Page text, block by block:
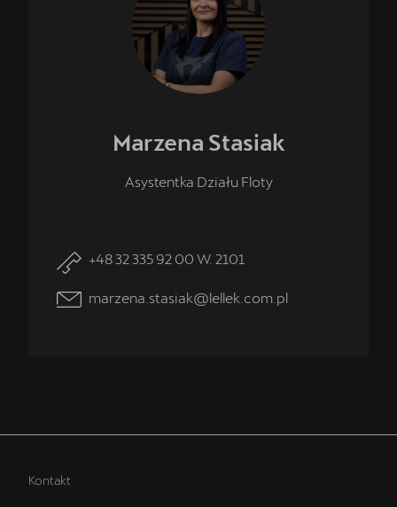
Marzena Stasiak
Asystentka Działu Floty
+48 32 335 92 00 W. 2101
marzena.stasiak@lellek.com.pl
Kontakt